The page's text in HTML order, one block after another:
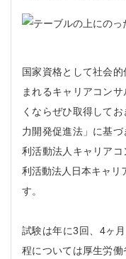
国家資格として社会
まれるキャリアコン
くならぜひ取得して
力開発促進法」に基
利活動法人キャリア
利活動法人日本キャリ
す。
試験は年に3回、4ヶ
程については厚生労